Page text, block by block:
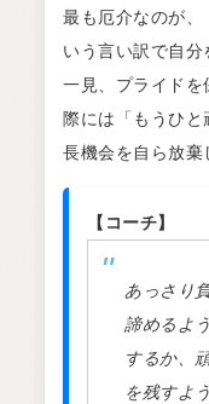
最も厄介なのが、
いう言い訳で自
一見、プライド
際には「もうひ
長機会を自ら放棄
【コーチ】
あっさり
諦めるよ
するか、
を残すよ